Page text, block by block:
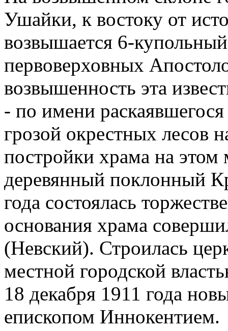
Ушайки, к востоку от
возвышается 6-
первоверховных
возвышенность эта
- по имени
грозой окрестных
постройки храма на этом
деревянный поклонный
года состоялась
основания храма
(Невский). Строилась
местной городской
18 декабря 1911 года
епископом Иннокентием.